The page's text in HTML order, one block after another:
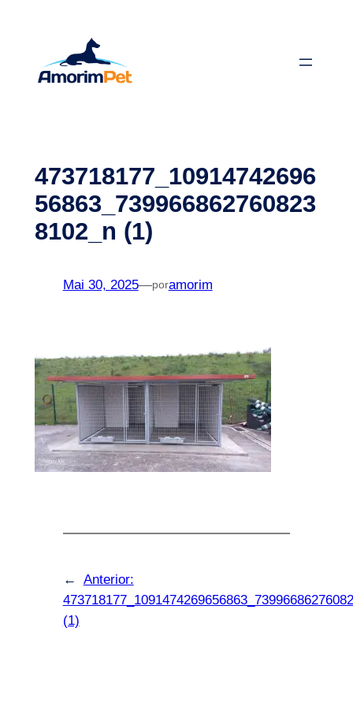
conteúdo
473718177_10914742696
56863_739966862760823
8102_n (1)
Mai 30, 2025—poramorim
←
Anterior:
(1)